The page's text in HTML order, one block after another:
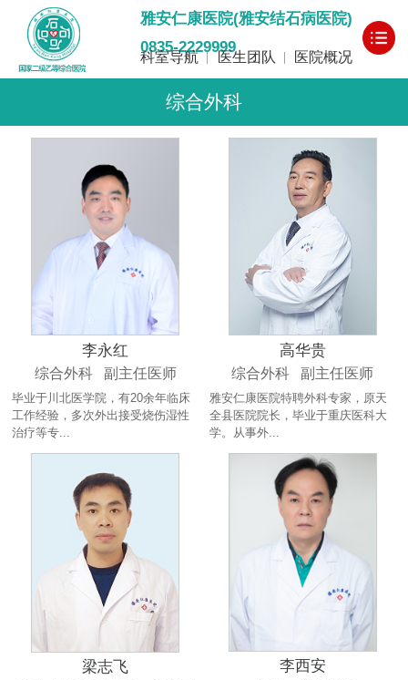
雅安仁康医院(雅安结石病医院)
0835-2229999
科室导航 医生团队 医院概况
综合外科
李永红
综合外科 副主任医师
毕业于川北医学院，有20余年临床
工作经验，多次外出接受烧伤湿性
治疗等专...
高华贵
综合外科 副主任医师
雅安仁康医院特聘外科专家，原天
全县医院院长，毕业于重庆医科大
学。从事外...
梁志飞 李西安